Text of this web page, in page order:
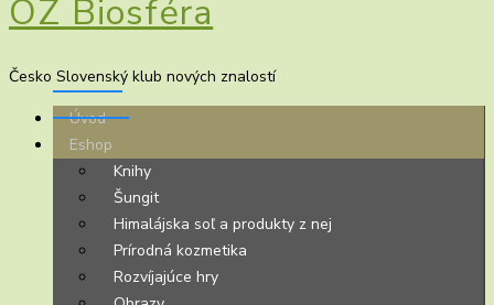
OZ Biosféra
Česko Slovenský klub nových znalostí
Úvod
Eshop
Knihy
Šungit
Himalájska soľ a produkty z nej
Prírodná kozmetika
Rozvíjajúce hry